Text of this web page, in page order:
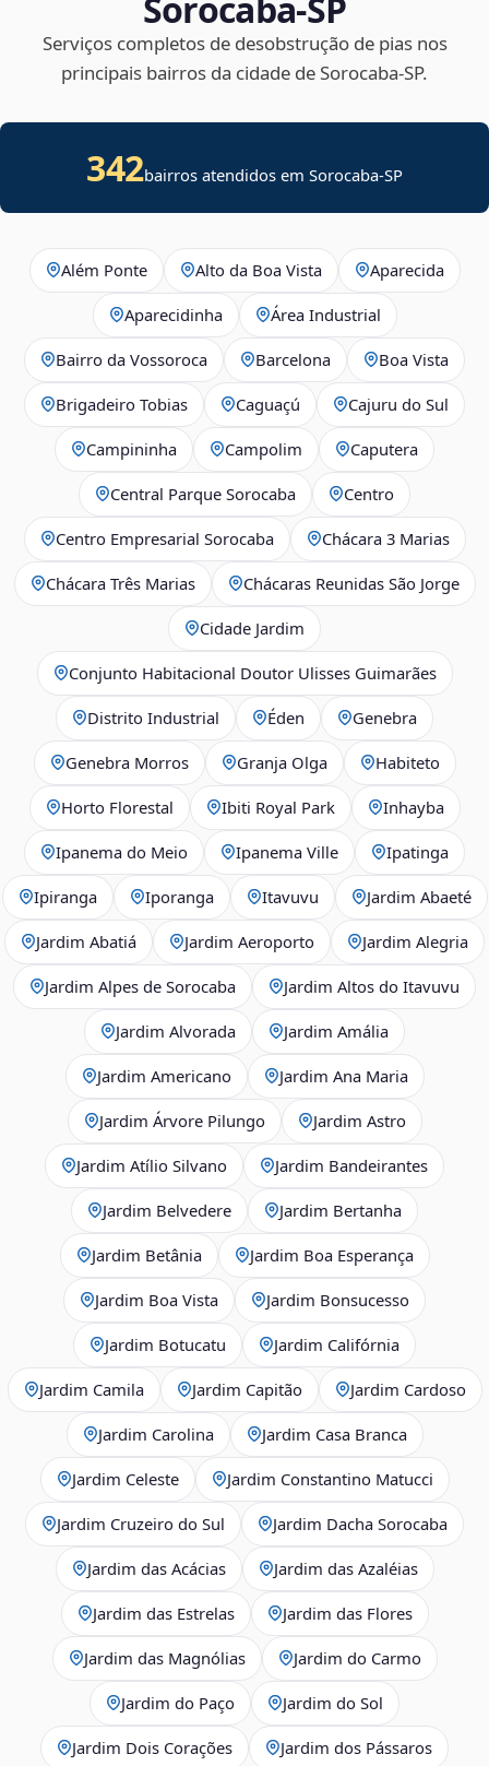
Serviços completos de desobstrução de pias nos
principais bairros da cidade de Sorocaba‑SP.
342bairros atendidos em Sorocaba-SP
Além Ponte Alto da Boa Vista Aparecida
Aparecidinha Área Industrial
Bairro da Vossoroca Barcelona Boa Vista
Brigadeiro Tobias Caguaçú Cajuru do Sul
Campininha Campolim Caputera
Central Parque Sorocaba Centro
Centro Empresarial Sorocaba Chácara 3 Marias
Chácara Três Marias Chácaras Reunidas São Jorge
Cidade Jardim
Conjunto Habitacional Doutor Ulisses Guimarães
Distrito Industrial Éden Genebra
Genebra Morros Granja Olga Habiteto
Horto Florestal Ibiti Royal Park Inhayba
Ipanema do Meio Ipanema Ville Ipatinga
Ipiranga Iporanga Itavuvu Jardim Abaeté
Jardim Abatiá Jardim Aeroporto Jardim Alegria
Jardim Alpes de Sorocaba Jardim Altos do Itavuvu
Jardim Alvorada Jardim Amália
Jardim Americano Jardim Ana Maria
Jardim Árvore Pilungo Jardim Astro
Jardim Atílio Silvano Jardim Bandeirantes
Jardim Belvedere Jardim Bertanha
Jardim Betânia Jardim Boa Esperança
Jardim Boa Vista Jardim Bonsucesso
Jardim Botucatu Jardim Califórnia
Jardim Camila Jardim Capitão Jardim Cardoso
Jardim Carolina Jardim Casa Branca
Jardim Celeste Jardim Constantino Matucci
Jardim Cruzeiro do Sul Jardim Dacha Sorocaba
Jardim das Acácias Jardim das Azaléias
Jardim das Estrelas Jardim das Flores
Jardim das Magnólias Jardim do Carmo
Jardim do Paço Jardim do Sol
Jardim Dois Corações Jardim dos Pássaros